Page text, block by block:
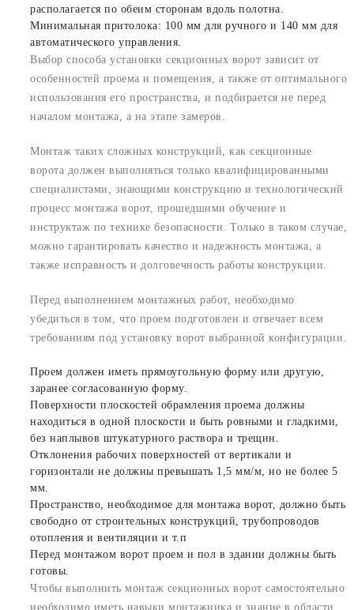
располагается по обеим сторонам вдоль полотна.
Минимальная притолока: 100 мм для ручного и 140 мм для
автоматического управления.
Выбор способа установки секционных ворот зависит от
особенностей проема и помещения, а также от оптимального
использования его пространства, и подбирается не перед
началом монтажа, а на этапе замеров.
Монтаж таких сложных конструкций, как секционные
ворота должен выполняться только квалифицированными
специалистами, знающими конструкцию и технологический
процесс монтажа ворот, прошедшими обучение и
инструктаж по технике безопасности. Только в таком случае,
можно гарантировать качество и надежность монтажа, а
также исправность и долговечность работы конструкции.
Перед выполнением монтажных работ, необходимо
убедиться в том, что проем подготовлен и отвечает всем
требованиям под установку ворот выбранной конфигурации.
Проем должен иметь прямоугольную форму или другую,
заранее согласованную форму.
Поверхности плоскостей обрамления проема должны
находиться в одной плоскости и быть ровными и гладкими,
без наплывов штукатурного раствора и трещин.
Отклонения рабочих поверхностей от вертикали и
горизонтали не должны превышать 1,5 мм/м, но не более 5
мм.
Пространство, необходимое для монтажа ворот, должно быть
свободно от строительных конструкций, трубопроводов
отопления и вентиляции и т.п
Перед монтажом ворот проем и пол в здании должны быть
готовы.
Чтобы выполнить монтаж секционных ворот самостоятельно
необходимо иметь навыки монтажника и знание в области